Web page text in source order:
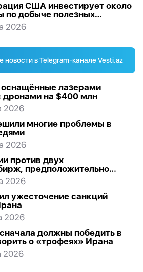
США инвестирует около
по добыче полезных
2026
новости в Telegram-канале Vesti.az
оснащённые лазерами
дронами на $400 млн
2026
многие проблемы в
2026
против двух
предположительно
помощь Ирану
2026
ужесточение санкций
2026
должны победить в
о «трофеях» Ирана
2026